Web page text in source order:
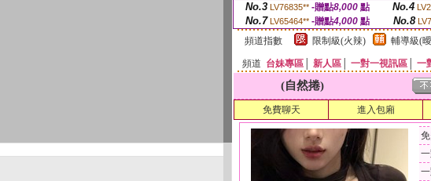
No.3 LV76835** -贈點8,000點 No.4
No.7 LV65464** -贈點4,000 點 No.8
頻道指數
限制級(火辣) 輔導級(
頻道 台妹專區 新人區 一對一視訊區 一
(自然捲)
免費聊天 進入包廂